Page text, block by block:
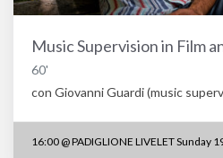
Music Supervision in Film
60'
con Giovanni Guardi (music
16:00 @PADIGLIONE LIVELET Sunday